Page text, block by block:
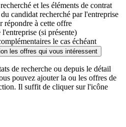
et les éléments de contrat
candidat recherché par l'entreprise
répondre à cette offre
(si présente)
le cas échéant
les offres qui vous intéressent
de recherche ou depuis le détail
pouvez ajouter la ou les offres de
Il suffit de cliquer sur l'icône